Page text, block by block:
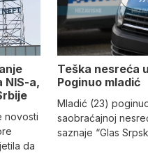
NIS-a,
novosti
da
Teška nesreća
Poginuo mladić
Mladić (23)
saobraćajnoj
saznaje “Glas